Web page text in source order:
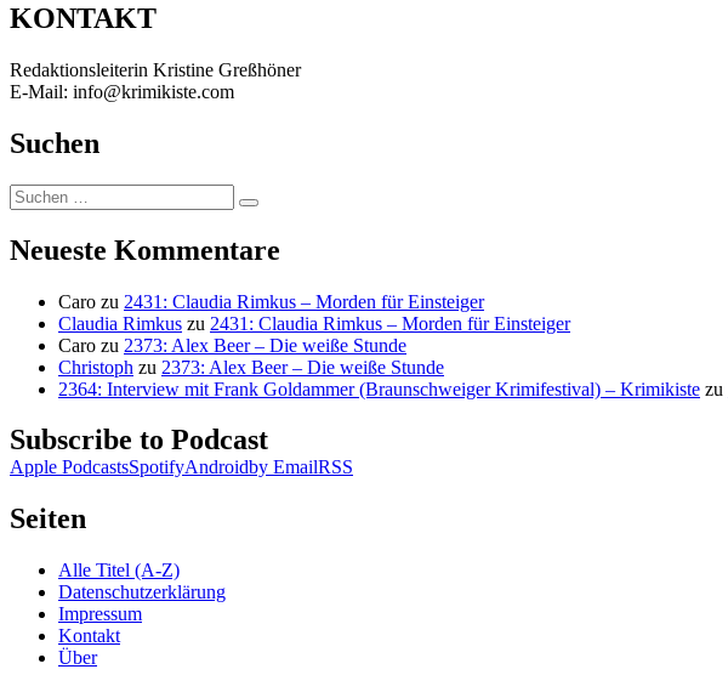
KONTAKT
Redaktionsleiterin Kristine Greßhöner
E-Mail: info@krimikiste.com
Suchen
Suchen
nach:
Suchen
Neueste Kommentare
Caro zu 2431: Claudia Rimkus – Morden für Einsteiger
Claudia Rimkus zu 2431: Claudia Rimkus – Morden für Einsteiger
Caro zu 2373: Alex Beer – Die weiße Stunde
Christoph zu 2373: Alex Beer – Die weiße Stunde
2364: Interview mit Frank Goldammer (Braunschweiger Krimifestival) – Krimikiste zu
Subscribe to Podcast
Apple PodcastsSpotifyAndroidby EmailRSS
Seiten
Alle Titel (A-Z)
Datenschutzerklärung
Impressum
Kontakt
Über